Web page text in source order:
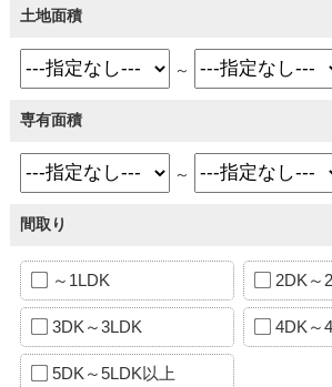
土地面積
～
専有面積
～
間取り
～1LDK 2DK～
3DK～3LDK 4DK～
5DK～5LDK以上